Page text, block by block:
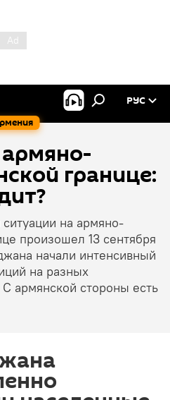
РУС
границе:
на армяно-
произошел 13 сентября
начали интенсивный
на разных
армянской стороны есть